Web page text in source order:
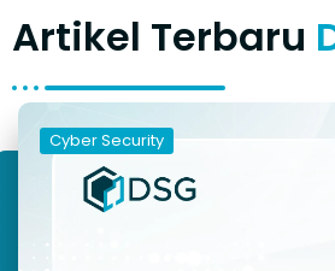
Artikel Terbaru
Cyber Security